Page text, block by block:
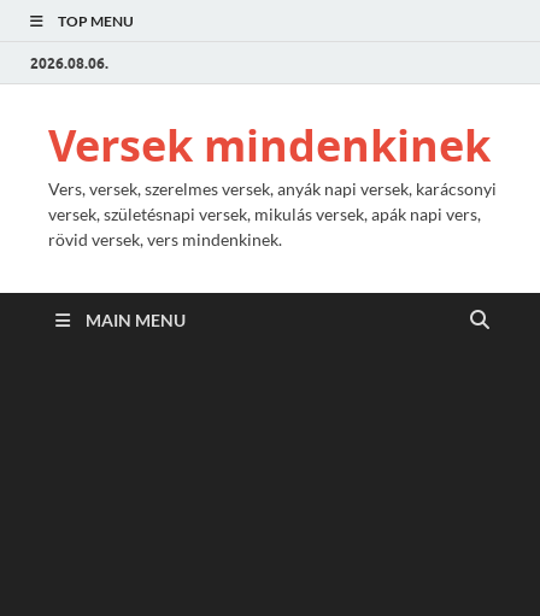
TOP MENU
2026.08.06.
Versek mindenkinek
Vers, versek, szerelmes versek, anyák napi versek, karácsonyi
versek, születésnapi versek, mikulás versek, apák napi vers,
rövid versek, vers mindenkinek.
MAIN MENU